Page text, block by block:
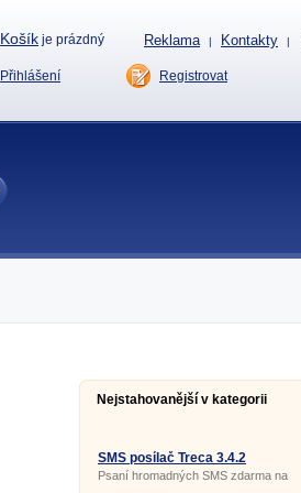
Nejstahovanější v kategorii
SMS posílač Treca 3.4.2
Psaní hromadných SMS zdarma na
Košík je prázdný Reklama | Kontakty |
Přihlášení Registrovat